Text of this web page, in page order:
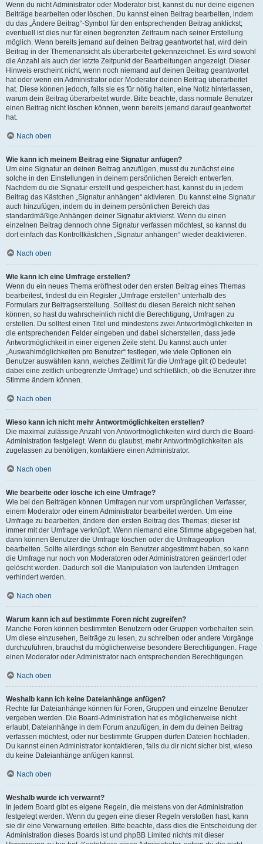
Wenn du nicht Administrator oder Moderator bist, kannst du nur deine eigenen
Beiträge bearbeiten oder löschen. Du kannst einen Beitrag bearbeiten, indem
du das „Ändere Beitrag“-Symbol für den entsprechenden Beitrag anklickst;
eventuell ist dies nur für einen begrenzten Zeitraum nach seiner Erstellung
möglich. Wenn bereits jemand auf deinen Beitrag geantwortet hat, wird dein
Beitrag in der Themenansicht als überarbeitet gekennzeichnet. Es wird sowohl
die Anzahl als auch der letzte Zeitpunkt der Bearbeitungen angezeigt. Dieser
Hinweis erscheint nicht, wenn noch niemand auf deinen Beitrag geantwortet
hat oder wenn ein Administrator oder Moderator deinen Beitrag überarbeitet
hat. Diese können jedoch, falls sie es für nötig halten, eine Notiz hinterlassen,
warum dein Beitrag überarbeitet wurde. Bitte beachte, dass normale Benutzer
einen Beitrag nicht löschen können, wenn bereits jemand darauf geantwortet
hat.
Nach oben
Wie kann ich meinem Beitrag eine Signatur anfügen?
Um eine Signatur an deinen Beitrag anzufügen, musst du zunächst eine
solche in den Einstellungen in deinem persönlichen Bereich entwerfen.
Nachdem du die Signatur erstellt und gespeichert hast, kannst du in jedem
Beitrag das Kästchen „Signatur anhängen“ aktivieren. Du kannst eine Signatur
auch hinzufügen, indem du in deinem persönlichen Bereich das
standardmäßige Anhängen deiner Signatur aktivierst. Wenn du einen
einzelnen Beitrag dennoch ohne Signatur verfassen möchtest, so kannst du
dort einfach das Kontrollkästchen „Signatur anhängen“ wieder deaktivieren.
Nach oben
Wie kann ich eine Umfrage erstellen?
Wenn du ein neues Thema eröffnest oder den ersten Beitrag eines Themas
bearbeitest, findest du ein Register „Umfrage erstellen“ unterhalb des
Formulars zur Beitragserstellung. Solltest du diesen Bereich nicht sehen
können, so hast du wahrscheinlich nicht die Berechtigung, Umfragen zu
erstellen. Du solltest einen Titel und mindestens zwei Antwortmöglichkeiten in
die entsprechenden Felder eingeben und dabei sicherstellen, dass jede
Antwortmöglichkeit in einer eigenen Zeile steht. Du kannst auch unter
„Auswahlmöglichkeiten pro Benutzer“ festlegen, wie viele Optionen ein
Benutzer auswählen kann, welches Zeitlimit für die Umfrage gilt (0 bedeutet
dabei eine zeitlich unbegrenzte Umfrage) und schließlich, ob die Benutzer ihre
Stimme ändern können.
Nach oben
Wieso kann ich nicht mehr Antwortmöglichkeiten erstellen?
Die maximal zulässige Anzahl von Antwortmöglichkeiten wird durch die Board-
Administration festgelegt. Wenn du glaubst, mehr Antwortmöglichkeiten als
zugelassen zu benötigen, kontaktiere einen Administrator.
Nach oben
Wie bearbeite oder lösche ich eine Umfrage?
Wie bei den Beiträgen können Umfragen nur vom ursprünglichen Verfasser,
einem Moderator oder einem Administrator bearbeitet werden. Um eine
Umfrage zu bearbeiten, ändere den ersten Beitrag des Themas; dieser ist
immer mit der Umfrage verknüpft. Wenn niemand eine Stimme abgegeben hat,
dann können Benutzer die Umfrage löschen oder die Umfrageoption
bearbeiten. Sollte allerdings schon ein Benutzer abgestimmt haben, so kann
die Umfrage nur noch von Moderatoren oder Administratoren geändert oder
gelöscht werden. Dadurch soll die Manipulation von laufenden Umfragen
verhindert werden.
Nach oben
Warum kann ich auf bestimmte Foren nicht zugreifen?
Manche Foren können bestimmten Benutzern oder Gruppen vorbehalten sein.
Um diese einzusehen, Beiträge zu lesen, zu schreiben oder andere Vorgänge
durchzuführen, brauchst du möglicherweise besondere Berechtigungen. Frage
einen Moderator oder Administrator nach entsprechenden Berechtigungen.
Nach oben
Weshalb kann ich keine Dateianhänge anfügen?
Rechte für Dateianhänge können für Foren, Gruppen und einzelne Benutzer
vergeben werden. Die Board-Administration hat es möglicherweise nicht
erlaubt, Dateianhänge in dem Forum anzufügen, in dem du deinen Beitrag
verfassen möchtest, oder nur bestimmte Gruppen dürfen Dateien hochladen.
Du kannst einen Administrator kontaktieren, falls du dir nicht sicher bist, wieso
du keine Dateianhänge anfügen kannst.
Nach oben
Weshalb wurde ich verwarnt?
In jedem Board gibt es eigene Regeln, die meistens von der Administration
festgelegt werden. Wenn du gegen eine dieser Regeln verstoßen hast, kann
sie dir eine Verwarnung erteilen. Bitte beachte, dass dies die Entscheidung der
Administration dieses Boards ist und phpBB Limited nichts mit dieser